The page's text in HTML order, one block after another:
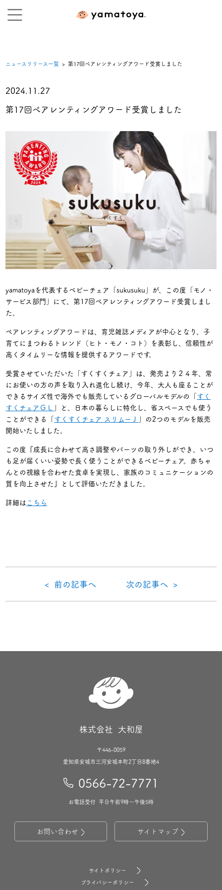
ニュースリリース一覧 > 第17回ペアレンティングアワード受賞しました
2024.11.27
第17回ペアレンティングアワード受賞しました
yamatoyaを代表するベビーチェア「sukusuku」が、この度「モノ・
サービス部門」にて、第17回ペアレンティングアワード受賞しまし
た。
ペアレンティングアワードは、育児雑誌メディアが中心となり、子
育てにまつわるトレンド（ヒト・モノ・コト）を表彰し、信頼性が
高くタイムリーな情報を提供するアワードです。
受賞させていただいた「すくすくチェア」は、発売より２４年、常
にお使いの方の声を取り入れ進化し続け、今年、大人も座ることが
できるサイズ性で海外でも販売しているグローバルモデルの「すく
すくチェアＧＬ 」と、日本の暮らしに特化し、省スペースでも使う
ことができる「すくすくチェア スリムーＪ 」の2つのモデルを販売
開始いたしました。
この度『成長に合わせて高さ調整やパーツの取り外しができ、いつ
も足が届くいい姿勢で長く使うことができるベビーチェア。赤ちゃ
んとの視線を合わせた食卓を実現し、家族のコミュニケーションの
質を向上させた』として評価いただきました。
詳細は こちら
< 前の記事へ 次の記事へ >
株式会社 大和屋
〒446-0059
愛知県安城市三河安城本町2丁目8番地4
0566-72-7771
お電話受付 平日午前9時〜午後5時
お問い合わせ サイトマップ
サイトポリシー
プライバシーポリシー